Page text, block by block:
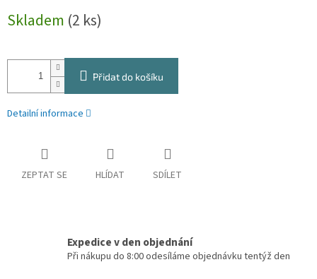
cena:
Skladem (2 ks)
Přidat do košíku
Detailní informace
ZEPTAT SE HLÍDAT SDÍLET
Expedice v den objednání
Při nákupu do 8:00 odesíláme objednávku tentýž den